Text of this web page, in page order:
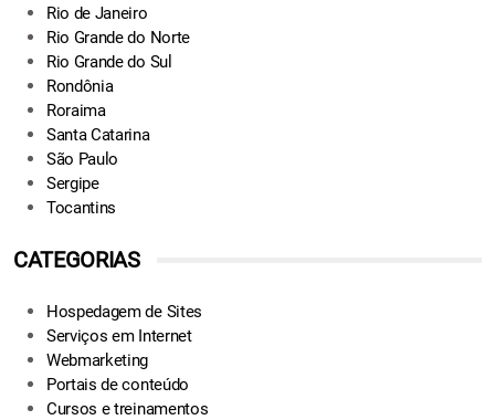
Rio de Janeiro
Rio Grande do Norte
Rio Grande do Sul
Rondônia
Roraima
Santa Catarina
São Paulo
Sergipe
Tocantins
CATEGORIAS
Hospedagem de Sites
Serviços em Internet
Webmarketing
Portais de conteúdo
Cursos e treinamentos